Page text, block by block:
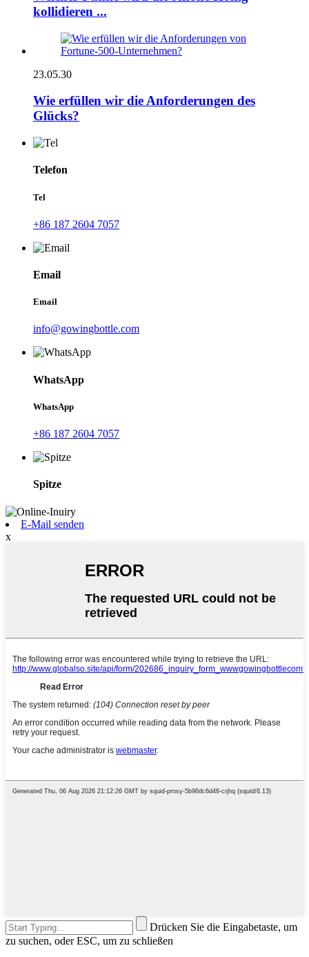
kollidieren ...
23.05.30
Wie erfüllen wir die Anforderungen des
Glücks?
Telefon
Tel
+86 187 2604 7057
Email
Email
info@gowingbottle.com
WhatsApp
WhatsApp
+86 187 2604 7057
Spitze
E-Mail senden
x
Drücken Sie die Eingabetaste, um
zu suchen, oder ESC, um zu schließen